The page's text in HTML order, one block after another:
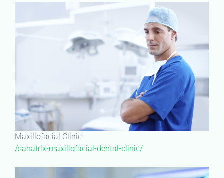
Maxillofacial Clinic
/sanatrix-maxillofacial-dental-clinic/